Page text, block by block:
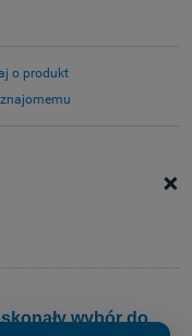
o produkt
+
wybór do